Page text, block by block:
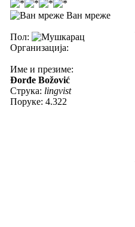
Ван мреже
Пол:
Организација:
Име и презиме:
Đorđe Božović
Струка: lingvist
Поруке: 4.322